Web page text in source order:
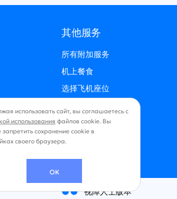
其他服务
所有附加服务
机上餐食
选择飞机座位
视障人士版本
использовать сайт, вы соглашаетесь с
использования файлов cookie. Вы
сохранение cookie в
своего браузера.
OK